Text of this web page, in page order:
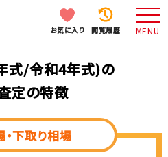
お気に入り 閲覧履歴 MENU
式/令和4年式)の
定の特徴
下取り相場